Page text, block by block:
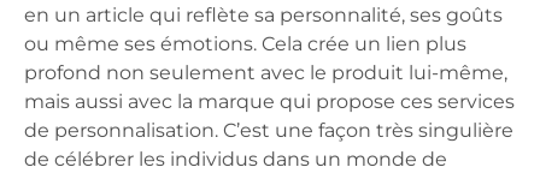
en un article qui reflète sa personnalité, ses goûts
ou même ses émotions. Cela crée un lien plus
profond non seulement avec le produit lui-même,
mais aussi avec la marque qui propose ces services
de personnalisation. C’est une façon très singulière
de célébrer les individus dans un monde de